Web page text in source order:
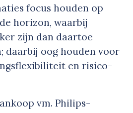
focus houden op
horizon, waarbij
zijn dan daartoe
daarbij oog houden voor
en risico-
vm. Philips-